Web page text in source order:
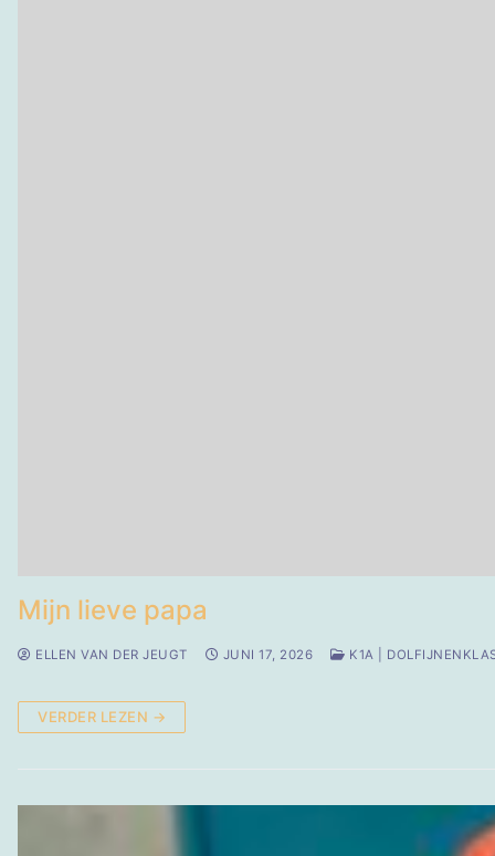
Mijn lieve papa
ELLEN VAN DER JEUGT JUNI 17, 2026 K1A |
VERDER LEZEN →